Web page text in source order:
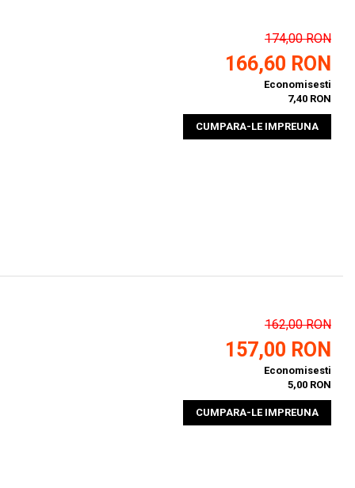
174,00 RON
166,60 RON
Economisesti
7,40 RON
CUMPARA-LE IMPREUNA
162,00 RON
157,00 RON
Economisesti
5,00 RON
CUMPARA-LE IMPREUNA